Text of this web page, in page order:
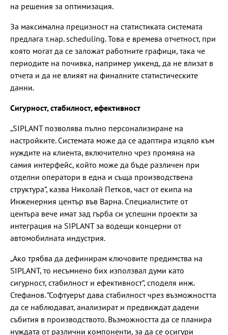
на решения за оптимизация.
За максимална прецизност на статистиката системата
предлага т.нар. scheduling. Това е времева отчетност, при
която могат да се заложат работните графици, така че
периодите на почивка, например уикенд, да не влизат в
отчета и да не влияят на финалните статистическите
данни.
Сигурност, стабилност, ефективност
„SIPLANT позволява пълно персонализиране на
настройките. Системата може да се адаптира изцяло към
нуждите на клиента, включително чрез промяна на
самия интерфейс, който може да бъде различен при
отделни оператори в една и съща производствена
структура“, казва Николай Петков, част от екипа на
Инженерния център във Варна. Специалистите от
центъра вече имат зад гърба си успешни проекти за
интеграция на SIPLANT за водещи концерни от
автомобилната индустрия.
„Ако трябва да дефинирам ключовите предимства на
SIPLANT, то несъмнено бих използвал думи като
сигурност, стабилност и ефективност“, споделя инж.
Стефанов. “Софтуерът дава стабилност чрез възможността
да се наблюдават, анализират и предвиждат дадени
събития в производството. Възможността да се планира
нуждата от различни компоненти, за да се осигури